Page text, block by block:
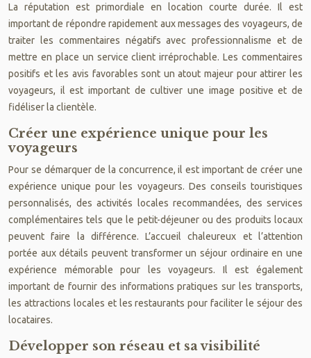
La réputation est primordiale en location courte durée. Il est
important de répondre rapidement aux messages des voyageurs, de
traiter les commentaires négatifs avec professionnalisme et de
mettre en place un service client irréprochable. Les commentaires
positifs et les avis favorables sont un atout majeur pour attirer les
voyageurs, il est important de cultiver une image positive et de
fidéliser la clientèle.
Créer une expérience unique pour les
voyageurs
Pour se démarquer de la concurrence, il est important de créer une
expérience unique pour les voyageurs. Des conseils touristiques
personnalisés, des activités locales recommandées, des services
complémentaires tels que le petit-déjeuner ou des produits locaux
peuvent faire la différence. L’accueil chaleureux et l’attention
portée aux détails peuvent transformer un séjour ordinaire en une
expérience mémorable pour les voyageurs. Il est également
important de fournir des informations pratiques sur les transports,
les attractions locales et les restaurants pour faciliter le séjour des
locataires.
Développer son réseau et sa visibilité